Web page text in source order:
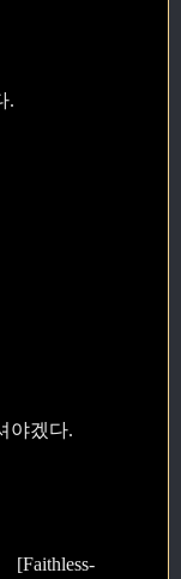
.
야겠다.
[Faithless-